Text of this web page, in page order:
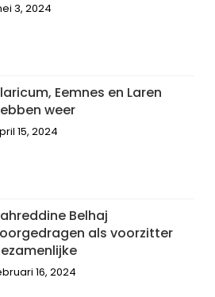
3, 2024
Eemnes en Laren
weer
15, 2024
Belhaj
als voorzitter
16, 2024